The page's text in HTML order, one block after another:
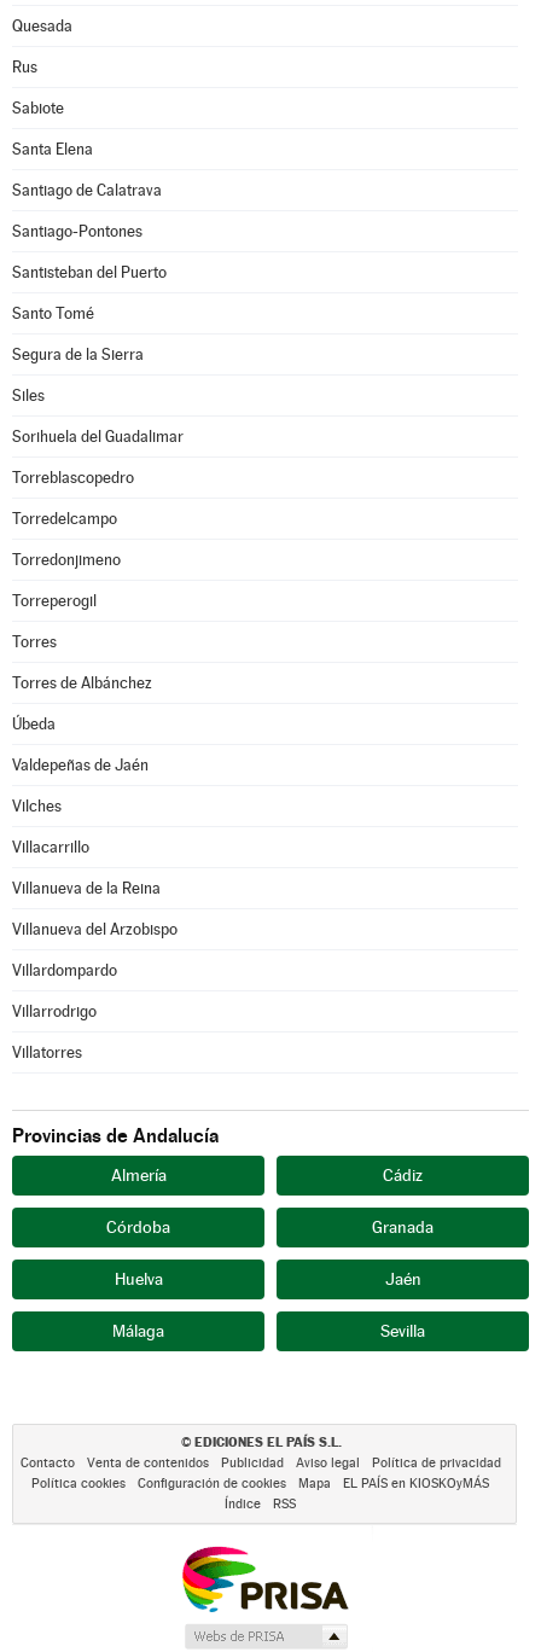
Quesada
Rus
Sabiote
Santa Elena
Santiago de Calatrava
Santiago-Pontones
Santisteban del Puerto
Santo Tomé
Segura de la Sierra
Siles
Sorihuela del Guadalimar
Torreblascopedro
Torredelcampo
Torredonjimeno
Torreperogil
Torres
Torres de Albánchez
Úbeda
Valdepeñas de Jaén
Vilches
Villacarrillo
Villanueva de la Reina
Villanueva del Arzobispo
Villardompardo
Villarrodrigo
Villatorres
Provincias de Andalucía
Almería Cádiz
Córdoba Granada
Huelva Jaén
Málaga Sevilla
© EDICIONES EL PAÍS S.L.
Contacto Venta de contenidos Publicidad Aviso legal
Política de privacidad
Política cookies
Configuración de cookies Mapa
EL PAÍS en KIOSKOyMÁS
Índice
RSS